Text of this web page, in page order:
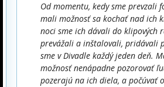
Od momentu, kedy sme prevzali
mali možnosť sa kochať nad ich
noci sme ich dávali do klipových
prevážali a inštalovali, pridávali
sme v Divadle každý jeden deň.
možnosť nenápadne pozorovať
pozerajú na ich diela, a počúvať